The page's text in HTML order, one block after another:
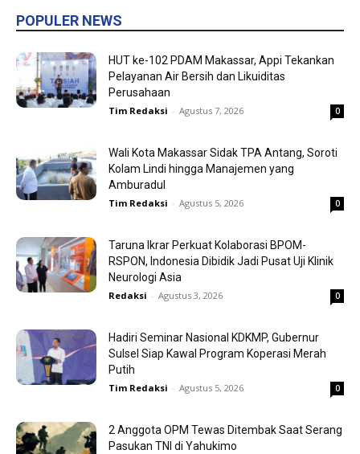
POPULER NEWS
HUT ke-102 PDAM Makassar, Appi Tekankan
Pelayanan Air Bersih dan Likuiditas
Perusahaan
Tim Redaksi - Agustus 7, 2026 0
Wali Kota Makassar Sidak TPA Antang, Soroti
Kolam Lindi hingga Manajemen yang
Amburadul
Tim Redaksi - Agustus 5, 2026 0
Taruna Ikrar Perkuat Kolaborasi BPOM-
RSPON, Indonesia Dibidik Jadi Pusat Uji Klinik
Neurologi Asia
Redaksi - Agustus 3, 2026 0
Hadiri Seminar Nasional KDKMP, Gubernur
Sulsel Siap Kawal Program Koperasi Merah
Putih
Tim Redaksi - Agustus 5, 2026 0
2 Anggota OPM Tewas Ditembak Saat Serang
Pasukan TNI di Yahukimo